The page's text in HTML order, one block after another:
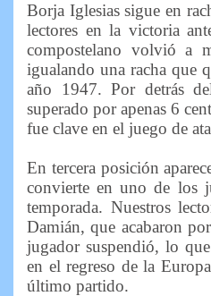
Borja Iglesias sigue en
lectores en la victoria
compostelano volvió a
igualando una racha que
año 1947. Por detrás
superado por apenas 6
fue clave en el juego de
En tercera posición
convierte en uno de los
temporada. Nuestros
Damián, que acabaron
jugador suspendió, lo
en el regreso de la
último partido.